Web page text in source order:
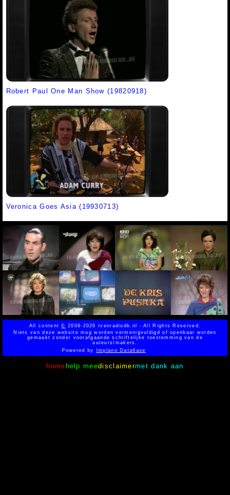
Robert Paul One Man Show (19820918)
Veronica Goes Asia (19930713)
All content© 2009-2026 tvenradiodb.nl - All Rights Reserved.
Niets van deze website mag worden vermenigvuldigd of openbaar worden
gemaakt zonder voorafgaande schriftelijke toestemming van de
auteurs/makers.
Powered byImplano Data6ase
home help meedisclaimermet dank aan